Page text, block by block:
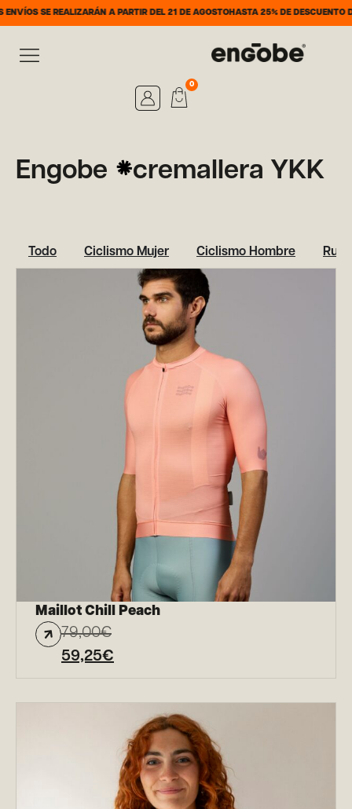
REALIZARÁN A PARTIR DEL 21 DE AGOSTOHASTA 25% DE DESCUENTO DEL 7 AL
0
Engobe cremallera YKK
Todo Ciclismo Mujer Ciclismo Hombre
Maillot Chill Peach
79,00€
59,25€